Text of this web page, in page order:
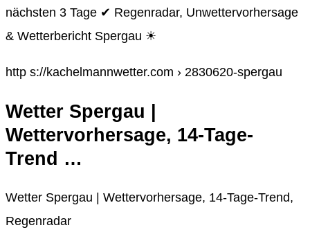
nächsten 3 Tage ✔ Regenradar, Unwettervorhersage
& Wetterbericht Spergau ☀
http s://kachelmannwetter.com › 2830620-spergau
Wetter Spergau |
Wettervorhersage, 14-Tage-
Trend …
Wetter Spergau | Wettervorhersage, 14-Tage-Trend,
Regenradar